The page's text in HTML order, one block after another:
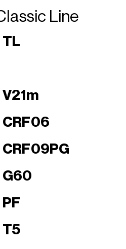
Line
TL
V21m
CRF06
CRF09PG
G60
PF
T5